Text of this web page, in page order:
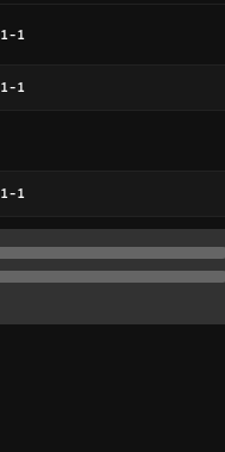
1 - 1
1-1
1-1